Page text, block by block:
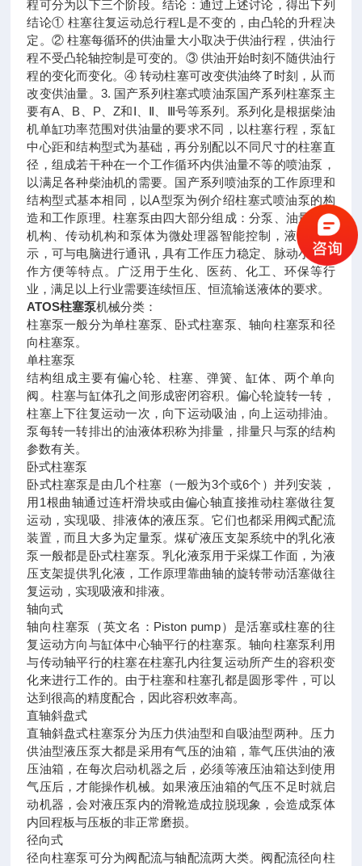
程可分为以下三个阶段。结论：通过上述讨论，得出下列
结论① 柱塞往复运动总行程L是不变的，由凸轮的升程决
定。② 柱塞每循环的供油量大小取决于供油行程，供油行
程不受凸轮轴控制是可变的。③ 供油开始时刻不随供油行
程的变化而变化。④ 转动柱塞可改变供油终了时刻，从而
改变供油量。3. 国产系列柱塞式喷油泵国产系列柱塞泵主
要有A、B、P、Z和Ⅰ、Ⅱ、Ⅲ号等系列。系列化是根据柴油
机单缸功率范围对供油量的要求不同，以柱塞行程，泵缸
中心距和结构型式为基础，再分别配以不同尺寸的柱塞直
径，组成若干种在一个工作循环内供油量不等的喷油泵，
以满足各种柴油机的需要。国产系列喷油泵的工作原理和
结构型式基本相同，以A型泵为例介绍柱塞式喷油泵的构
造和工作原理。柱塞泵由四大部分组成：分泵、油量调节
机构、传动机构和泵体为微处理器智能控制，液晶屏显
示，可与电脑进行通讯，具有工作压力稳定、脉动小、操
作方便等特点。广泛用于生化、医药、化工、环保等行
业，满足以上行业需要连续恒压、恒流输送液体的要求。
ATOS柱塞泵机械分类：
柱塞泵一般分为单柱塞泵、卧式柱塞泵、轴向柱塞泵和径
向柱塞泵。
单柱塞泵
结构组成主要有偏心轮、柱塞、弹簧、缸体、两个单向
阀。柱塞与缸体孔之间形成密闭容积。偏心轮旋转一转，
柱塞上下往复运动一次，向下运动吸油，向上运动排油。
泵每转一转排出的油液体积称为排量，排量只与泵的结构
参数有关。
卧式柱塞泵
卧式柱塞泵是由几个柱塞（一般为3个或6个）并列安装，
用1根曲轴通过连杆滑块或由偏心轴直接推动柱塞做往复
运动，实现吸、排液体的液压泵。它们也都采用阀式配流
装置，而且大多为定量泵。煤矿液压支架系统中的乳化液
泵一般都是卧式柱塞泵。乳化液泵用于采煤工作面，为液
压支架提供乳化液，工作原理靠曲轴的旋转带动活塞做往
复运动，实现吸液和排液。
轴向式
轴向柱塞泵（英文名：Piston pump）是活塞或柱塞的往
复运动方向与缸体中心轴平行的柱塞泵。轴向柱塞泵利用
与传动轴平行的柱塞在柱塞孔内往复运动所产生的容积变
化来进行工作的。由于柱塞和柱塞孔都是圆形零件，可以
达到很高的精度配合，因此容积效率高。
直轴斜盘式
直轴斜盘式柱塞泵分为压力供油型和自吸油型两种。压力
供油型液压泵大都是采用有气压的油箱，靠气压供油的液
压油箱，在每次启动机器之后，必须等液压油箱达到使用
气压后，才能操作机械。如果液压油箱的气压不足时就启
动机器，会对液压泵内的滑靴造成拉脱现象，会造成泵体
内回程板与压板的非正常磨损。
径向式
径向柱塞泵可分为阀配流与轴配流两大类。阀配流径向柱